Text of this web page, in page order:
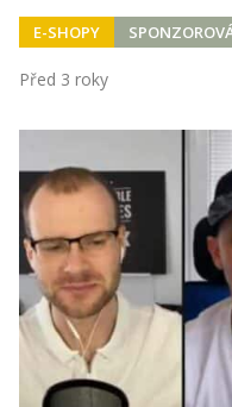
E-SHOPY
Před 3 roky